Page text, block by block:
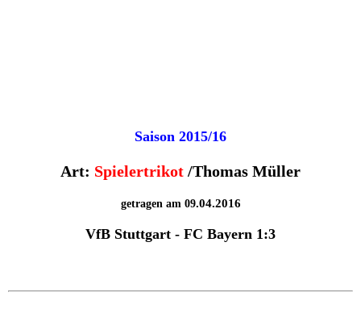
Saison 2015/16
Art: Spielertrikot /Thomas Müller
getragen am 09.04.2016
VfB Stuttgart - FC Bayern 1:3